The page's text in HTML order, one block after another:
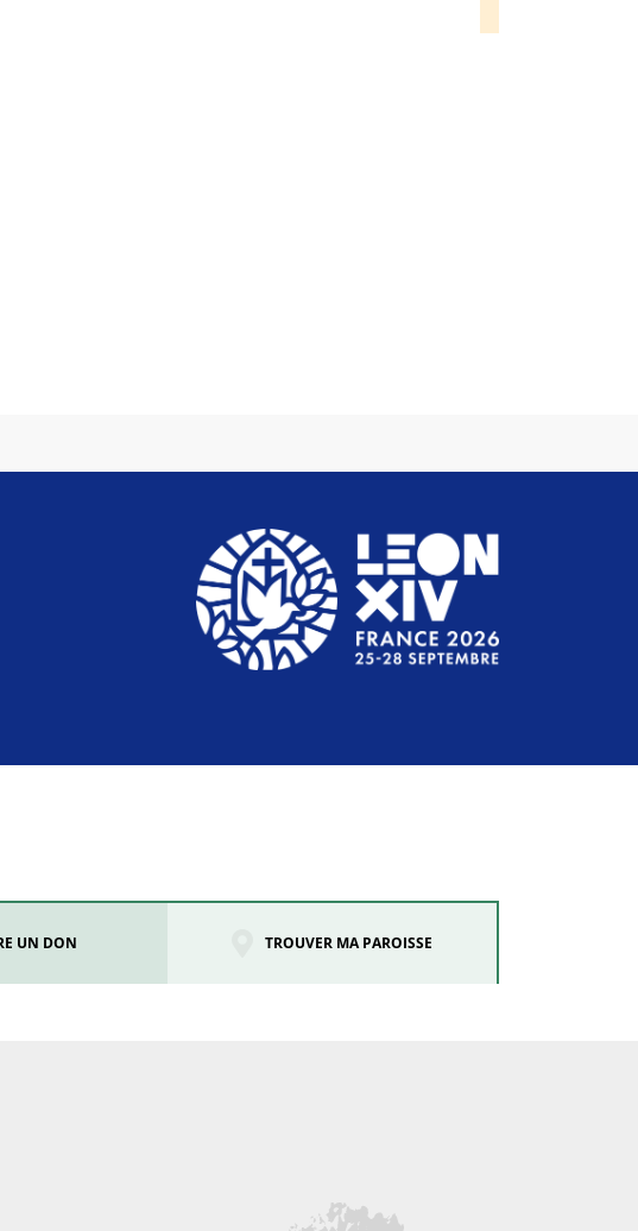
UN DON TROUVER MA PAROISSE